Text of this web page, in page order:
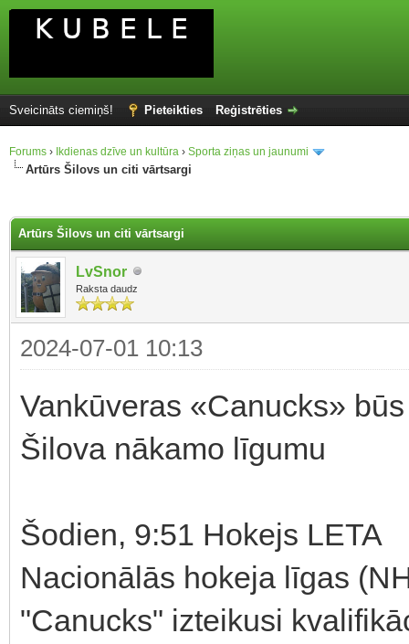
Sveicināts ciemiņš! Pieteikties Reģistrēties
Forums › Ikdienas dzīve un kultūra › Sporta ziņas un jaunumi
Artūrs Šilovs un citi vārtsargi
Artūrs Šilovs un citi vārtsargi
LvSnor
Raksta daudz
2024-07-01 10:13
Vankūveras «Canucks»
Šilova nākamo līgumu
Šodien, 9:51 Hokejs LETA
Nacionālās hokeja līgas
"Canucks" izteikusi